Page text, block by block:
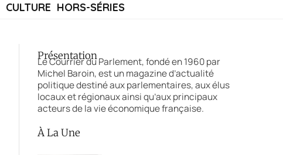
CULTURE HORS-SÉRIES
Présentation
Le Courrier du Parlement, fondé en 1960 par
Michel Baroin, est un magazine d’actualité
politique destiné aux parlementaires, aux élus
locaux et régionaux ainsi qu’aux principaux
acteurs de la vie économique française.
À La Une